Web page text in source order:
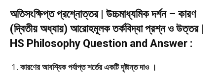
অতিসংক্ষিপ্ত প্রশ্নোত্তর | উচ্চমাধ্যমিক দর্শন – কারণ
(দ্বিতীয় অধ্যায়) আরোহমূলক তর্কবিদ্যা প্রশ্ন ও উত্তর |
HS Philosophy Question and Answer :
কারণের আবশ্যিক পর্যাপ্ত শর্তের একটি দৃষ্টান্ত দাও ।